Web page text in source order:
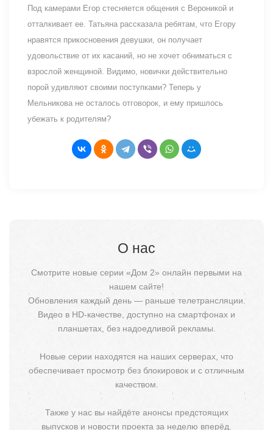
Под камерами Егор стесняется общения с Вероникой и
отталкивает ее. Татьяна рассказала ребятам, что Егору
нравятся прикосновения девушки, он получает
удовольствие от их касаний, но не хочет обниматься с
взрослой женщиной. Видимо, новички действительно
порой удивляют своими поступками? Теперь у
Мельникова не осталось отговорок, и ему пришлось
убежать к родителям?
О нас
Смотрите новые серии «Дом 2» онлайн первыми на
нашем сайте!
Обновления каждый день — раньше телетрансляции.
Видео в HD-качестве, доступно на смартфонах и
планшетах, без надоедливой рекламы.
Новые серии находятся на наших серверах, что
обеспечивает просмотр без блокировок и с отличным
качеством.
Также у нас вы найдёте анонсы предстоящих
выпусков и новости проекта за неделю вперёд.